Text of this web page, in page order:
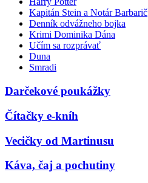
Kapitán Stein a Notár Barbarič
Denník odvážneho bojka
Krimi Dominika Dána
Učím sa rozprávať
Duna
Smradi
Darčekové poukážky
Čítačky e-kníh
Vecičky od Martinusu
Káva, čaj a pochutiny